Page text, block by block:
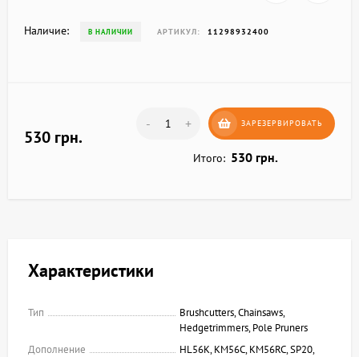
Наличие: В НАЛИЧИИ АРТИКУЛ: 11298932400
530 грн.
- + ЗАРЕЗЕРВИРОВАТЬ
Итого: 530 грн.
Характеристики
Тип
Brushcutters, Chainsaws,
Hedgetrimmers, Pole Pruners
Дополнение
HL56K, KM56C, KM56RC, SP20,